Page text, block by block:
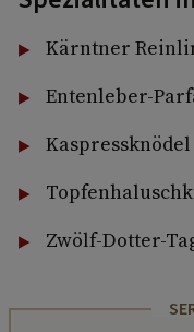
Kärntner
Entenleber-
Kaspressknödel
Zwölf-Dotter-